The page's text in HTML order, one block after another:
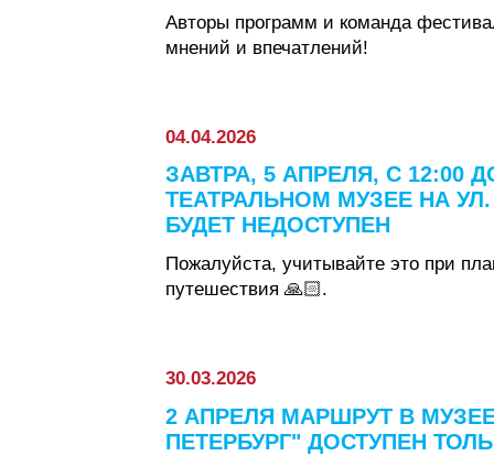
Авторы программ и команда
мнений и впечатлений!
04.04.2026
ЗАВТРА, 5 АПРЕЛЯ, С 12:00
ТЕАТРАЛЬНОМ МУЗЕЕ НА
БУДЕТ НЕДОСТУПЕН
Пожалуйста, учитывайте это при
путешествия 🙏🏻.
30.03.2026
2 АПРЕЛЯ МАРШРУТ В
ПЕТЕРБУРГ" ДОСТУПЕН